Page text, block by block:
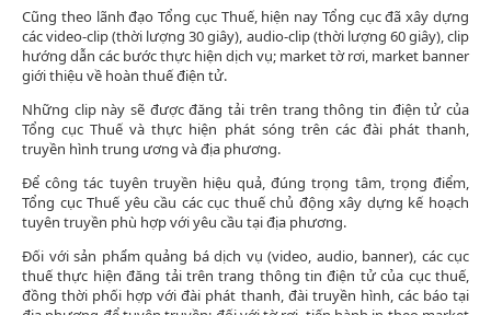
Cũng theo lãnh đạo Tổng cục Thuế, hiện nay Tổng cục đã xây dựng
các video-clip (thời lượng 30 giây), audio-clip (thời lượng 60 giây), clip
hướng dẫn các bước thực hiện dịch vụ; market tờ rơi, market banner
giới thiệu về hoàn thuế điện tử.
Những clip này sẽ được đăng tải trên trang thông tin điện tử của
Tổng cục Thuế và thực hiện phát sóng trên các đài phát thanh,
truyền hình trung ương và địa phương.
Để công tác tuyên truyền hiệu quả, đúng trọng tâm, trọng điểm,
Tổng cục Thuế yêu cầu các cục thuế chủ động xây dựng kế hoạch
tuyên truyền phù hợp với yêu cầu tại địa phương.
Đối với sản phẩm quảng bá dịch vụ (video, audio, banner), các cục
thuế thực hiện đăng tải trên trang thông tin điện tử của cục thuế,
đồng thời phối hợp với đài phát thanh, đài truyền hình, các báo tại